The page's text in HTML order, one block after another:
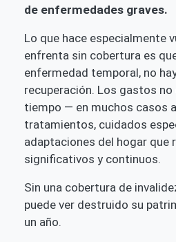
de enfermedades graves.
Lo que hace especialmente
enfrenta sin cobertura es
enfermedad temporal, no
recuperación. Los gastos no
tiempo — en muchos casos
tratamientos, cuidados
adaptaciones del hogar que
significativos y continuos.
Sin una cobertura de
puede ver destruido su
un año.